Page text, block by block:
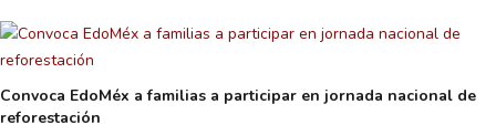
Convoca EdoMéx a familias a participar en jornada nacional de
reforestación